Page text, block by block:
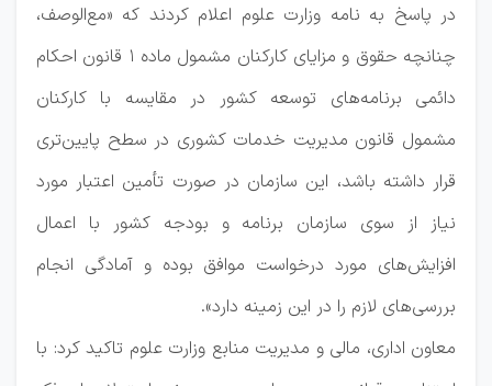
در پاسخ به نامه وزارت علوم اعلام کردند که «مع‌الوصف،
چنانچه حقوق و مزایای کارکنان مشمول ماده ۱ قانون احکام
دائمی برنامه‌های توسعه کشور در مقایسه با کارکنان
مشمول قانون مدیریت خدمات کشوری در سطح پایین‌تری
قرار داشته باشد، این سازمان در صورت تأمین اعتبار مورد
نیاز از سوی سازمان برنامه و بودجه کشور با اعمال
افزایش‌های مورد درخواست موافق بوده و آمادگی انجام
بررسی‌های لازم را در این زمینه دارد».
معاون اداری، مالی و مدیریت منابع وزارت علوم تاکید کرد: با